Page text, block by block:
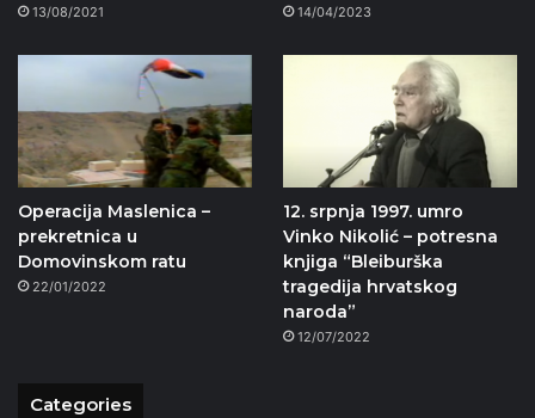
13/08/2021 14/04/2023
Operacija Maslenica –
prekretnica u
Domovinskom ratu
22/01/2022
12. srpnja 1997. umro
Vinko Nikolić – potresna
knjiga “Bleiburška
tragedija hrvatskog
naroda”
12/07/2022
Categories